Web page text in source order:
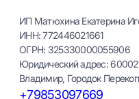
ИП Матюхина Екатерина
ИНН: 772446021661
ОГРН: 325330000055906
Юридический адрес:
Владимир, Городок
+79853097669